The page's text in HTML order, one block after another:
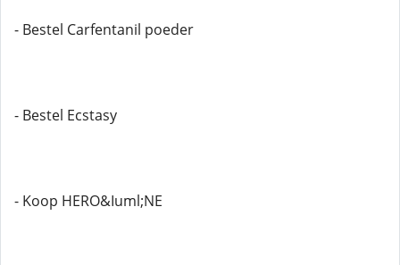
- Bestel Carfentanil poeder
- Bestel Ecstasy
- Koop HERO&Iuml;NE